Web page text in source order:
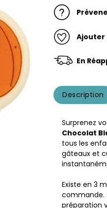
Ajouter
En
Description
Surprenez
Chocolat
tous les
gâteaux et
Existe en 3
commande.
préparation